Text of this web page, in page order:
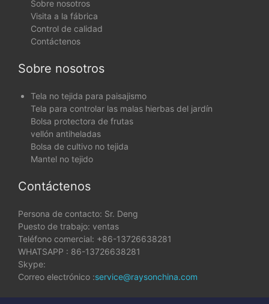
Sobre nosotros
Visita a la fábrica
Control de calidad
Contáctenos
Sobre nosotros
Tela no tejida para paisajismo
Tela para controlar las malas hierbas del jardín
Bolsa protectora de frutas
vellón antiheladas
Bolsa de cultivo no tejida
Mantel no tejido
Contáctenos
Persona de contacto: Sr. Deng
Puesto de trabajo: ventas
Teléfono comercial: +86-13726638281
WHATSAPP : 86-13726638281
Skype:
Correo electrónico :service@raysonchina.com